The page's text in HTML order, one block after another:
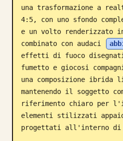
Aggiornamenti
una trasformazione a
4:5, con uno sfondo
e un volto renderizzato
combinato con audaci
effetti di fuoco
fumetto e giocosi
una composizione ibrida
mantenendo il soggetto
riferimento chiaro per
elementi stilizzati
progettati all'interno di